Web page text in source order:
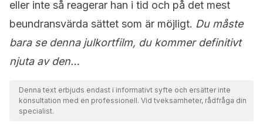
eller inte så reagerar han i tid och på det mest
beundransvärda sättet som är möjligt. Du måste
bara se denna julkortfilm, du kommer definitivt
njuta av den…
Denna text erbjuds endast i informativt syfte och ersätter inte
konsultation med en professionell. Vid tveksamheter, rådfråga din
specialist.